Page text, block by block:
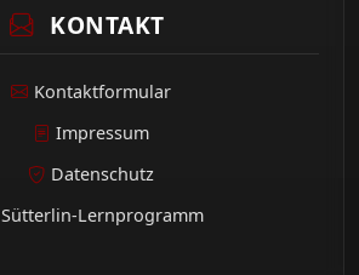
KONTAKT
Kontaktformular
Impressum
Datenschutz
Sütterlin-Lernprogramm